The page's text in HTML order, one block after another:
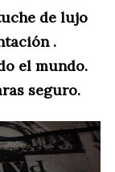
de lujo
.
el mundo.
seguro.